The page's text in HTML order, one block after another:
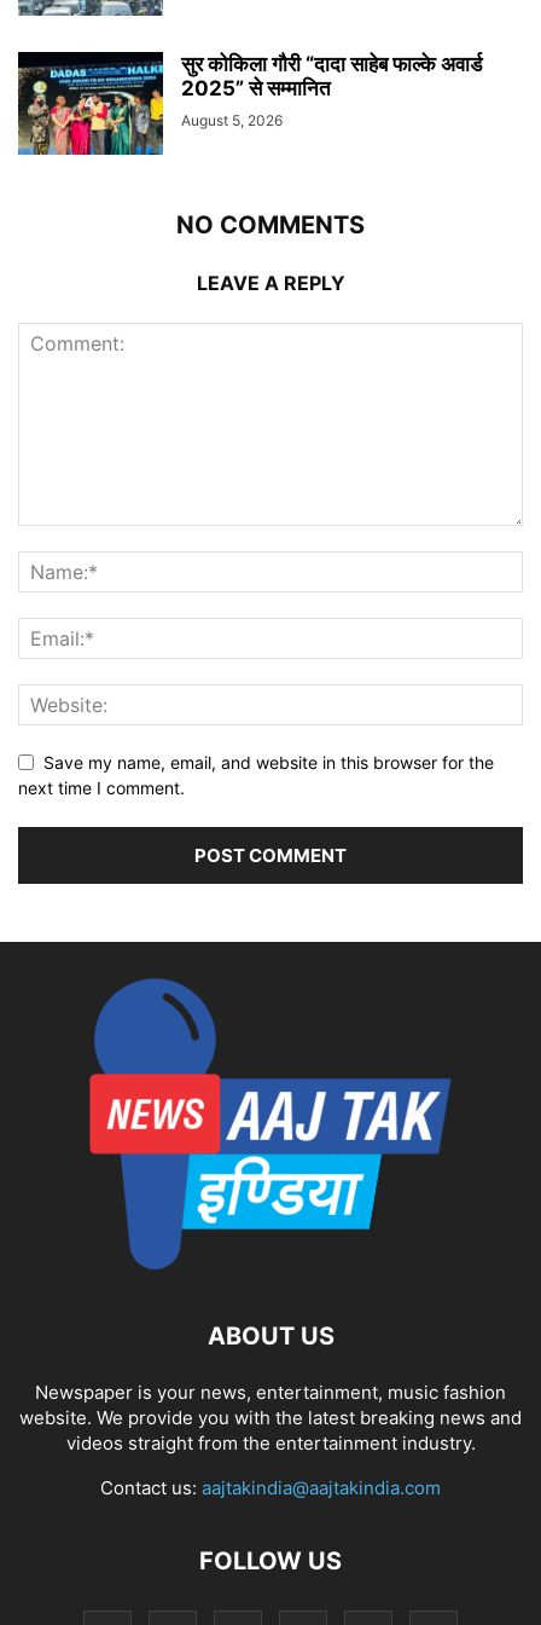
सुर कोकिला गौरी “दादा साहेब फाल्के अवार्ड
2025” से सम्मानित
August 5, 2026
NO COMMENTS
LEAVE A REPLY
Save my name, email, and website in this browser for the
next time I comment.
ABOUT US
Newspaper is your news, entertainment, music fashion
website. We provide you with the latest breaking news and
videos straight from the entertainment industry.
Contact us: aajtakindia@aajtakindia.com
FOLLOW US